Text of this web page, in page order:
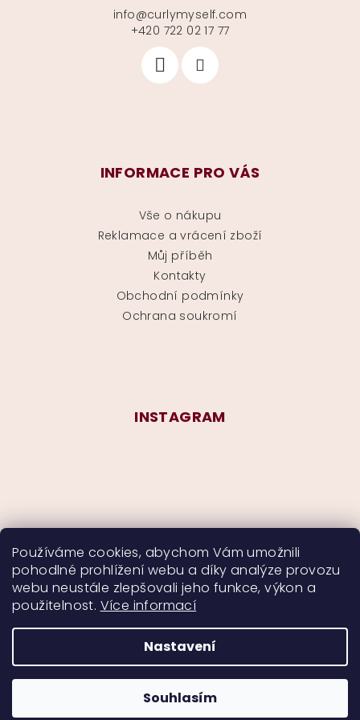
Používáme cookies, abychom Vám umožnili
pohodlné prohlížení webu a díky analýze provozu
webu neustále zlepšovali jeho funkce, výkon a
použitelnost. Více informací
Nastavení
Souhlasím
info@curlymyself.com
+420 722 02 17 77
INFORMACE PRO VÁS
Vše o nákupu
Reklamace a vrácení zboží
Můj příběh
Kontakty
Obchodní podmínky
Ochrana soukromí
INSTAGRAM
Sledovat na Instagramu